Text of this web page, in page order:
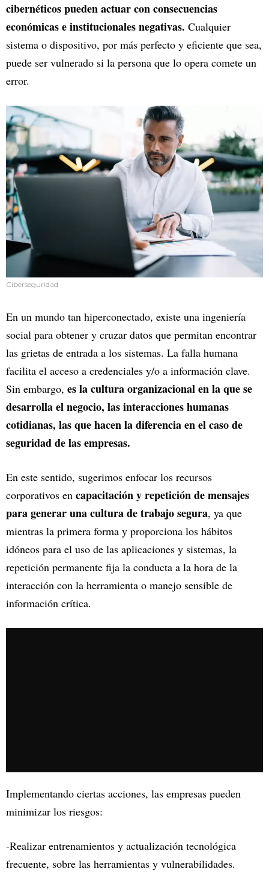
cibernéticos pueden actuar con consecuencias
económicas e institucionales negativas. Cualquier
sistema o dispositivo, por más perfecto y eficiente que sea,
puede ser vulnerado si la persona que lo opera comete un
error.
Ciberseguridad
En un mundo tan hiperconectado, existe una ingeniería
social para obtener y cruzar datos que permitan encontrar
las grietas de entrada a los sistemas. La falla humana
facilita el acceso a credenciales y/o a información clave.
Sin embargo, es la cultura organizacional en la que se
desarrolla el negocio, las interacciones humanas
cotidianas, las que hacen la diferencia en el caso de
seguridad de las empresas.
En este sentido, sugerimos enfocar los recursos
corporativos en capacitación y repetición de mensajes
para generar una cultura de trabajo segura, ya que
mientras la primera forma y proporciona los hábitos
idóneos para el uso de las aplicaciones y sistemas, la
repetición permanente fija la conducta a la hora de la
interacción con la herramienta o manejo sensible de
información crítica.
Implementando ciertas acciones, las empresas pueden
minimizar los riesgos:
-Realizar entrenamientos y actualización tecnológica
frecuente, sobre las herramientas y vulnerabilidades.